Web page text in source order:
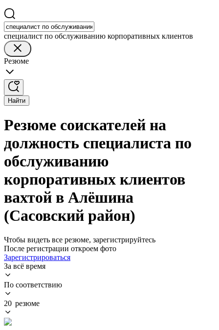
специалист по обслуживанию корпоративных клиентов
Резюме
Найти
Резюме соискателей на
должность специалиста по
обслуживанию
корпоративных клиентов
вахтой в Алёшина
(Сасовский район)
Чтобы видеть все резюме, зарегистрируйтесь
После регистрации откроем фото
Зарегистрироваться
За всё время
По соответствию
20 резюме